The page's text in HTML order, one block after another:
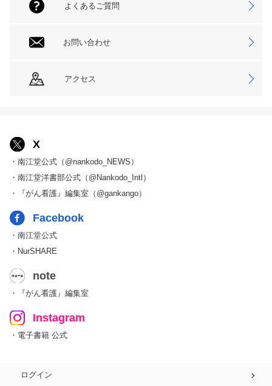
よくあるご質問
お問い合わせ
アクセス
X
・南江堂公式（@nankodo_NEWS）
・南江堂洋書部公式（@Nankodo_Intl）
・『がん看護』編集室（@gankango）
Facebook
・南江堂公式
・NurSHARE
note
・『がん看護』編集室
Instagram
・電子書籍 公式
ログイン